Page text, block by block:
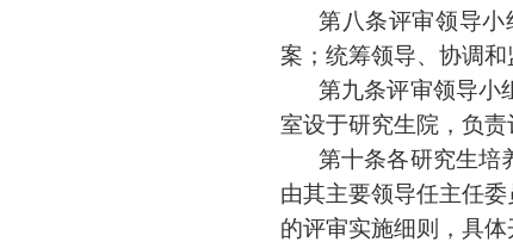
第八条评审领导小
案；统筹领导、协调和
第九条评审领导小
室设于研究生院，负责
第十条各研究生培
由其主要领导任主任
的评审实施细则，具